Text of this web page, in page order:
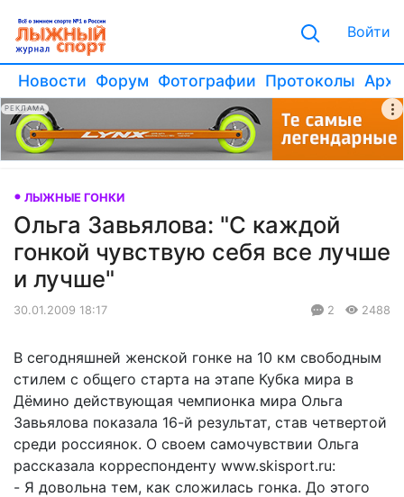
Войти
Новости Форум Фотографии Протоколы
РЕКЛАМА
ЛЫЖНЫЕ ГОНКИ
Ольга Завьялова: "С каждой
гонкой чувствую себя все лучше
и лучше"
30.01.2009 18:17 2 2488
В сегодняшней женской гонке на 10 км свободным
стилем с общего старта на этапе Кубка мира в
Дёмино действующая чемпионка мира Ольга
Завьялова показала 16-й результат, став четвертой
среди россиянок. О своем самочувствии Ольга
рассказала корреспонденту www.skisport.ru:
- Я довольна тем, как сложилась гонка. До этого